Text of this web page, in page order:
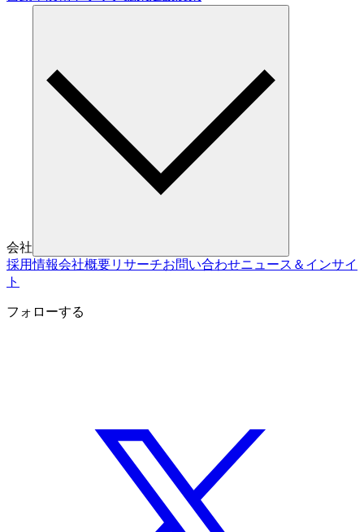
会社
採用情報会社概要リサーチお問い合わせニュース＆インサイ
ト
フォローする